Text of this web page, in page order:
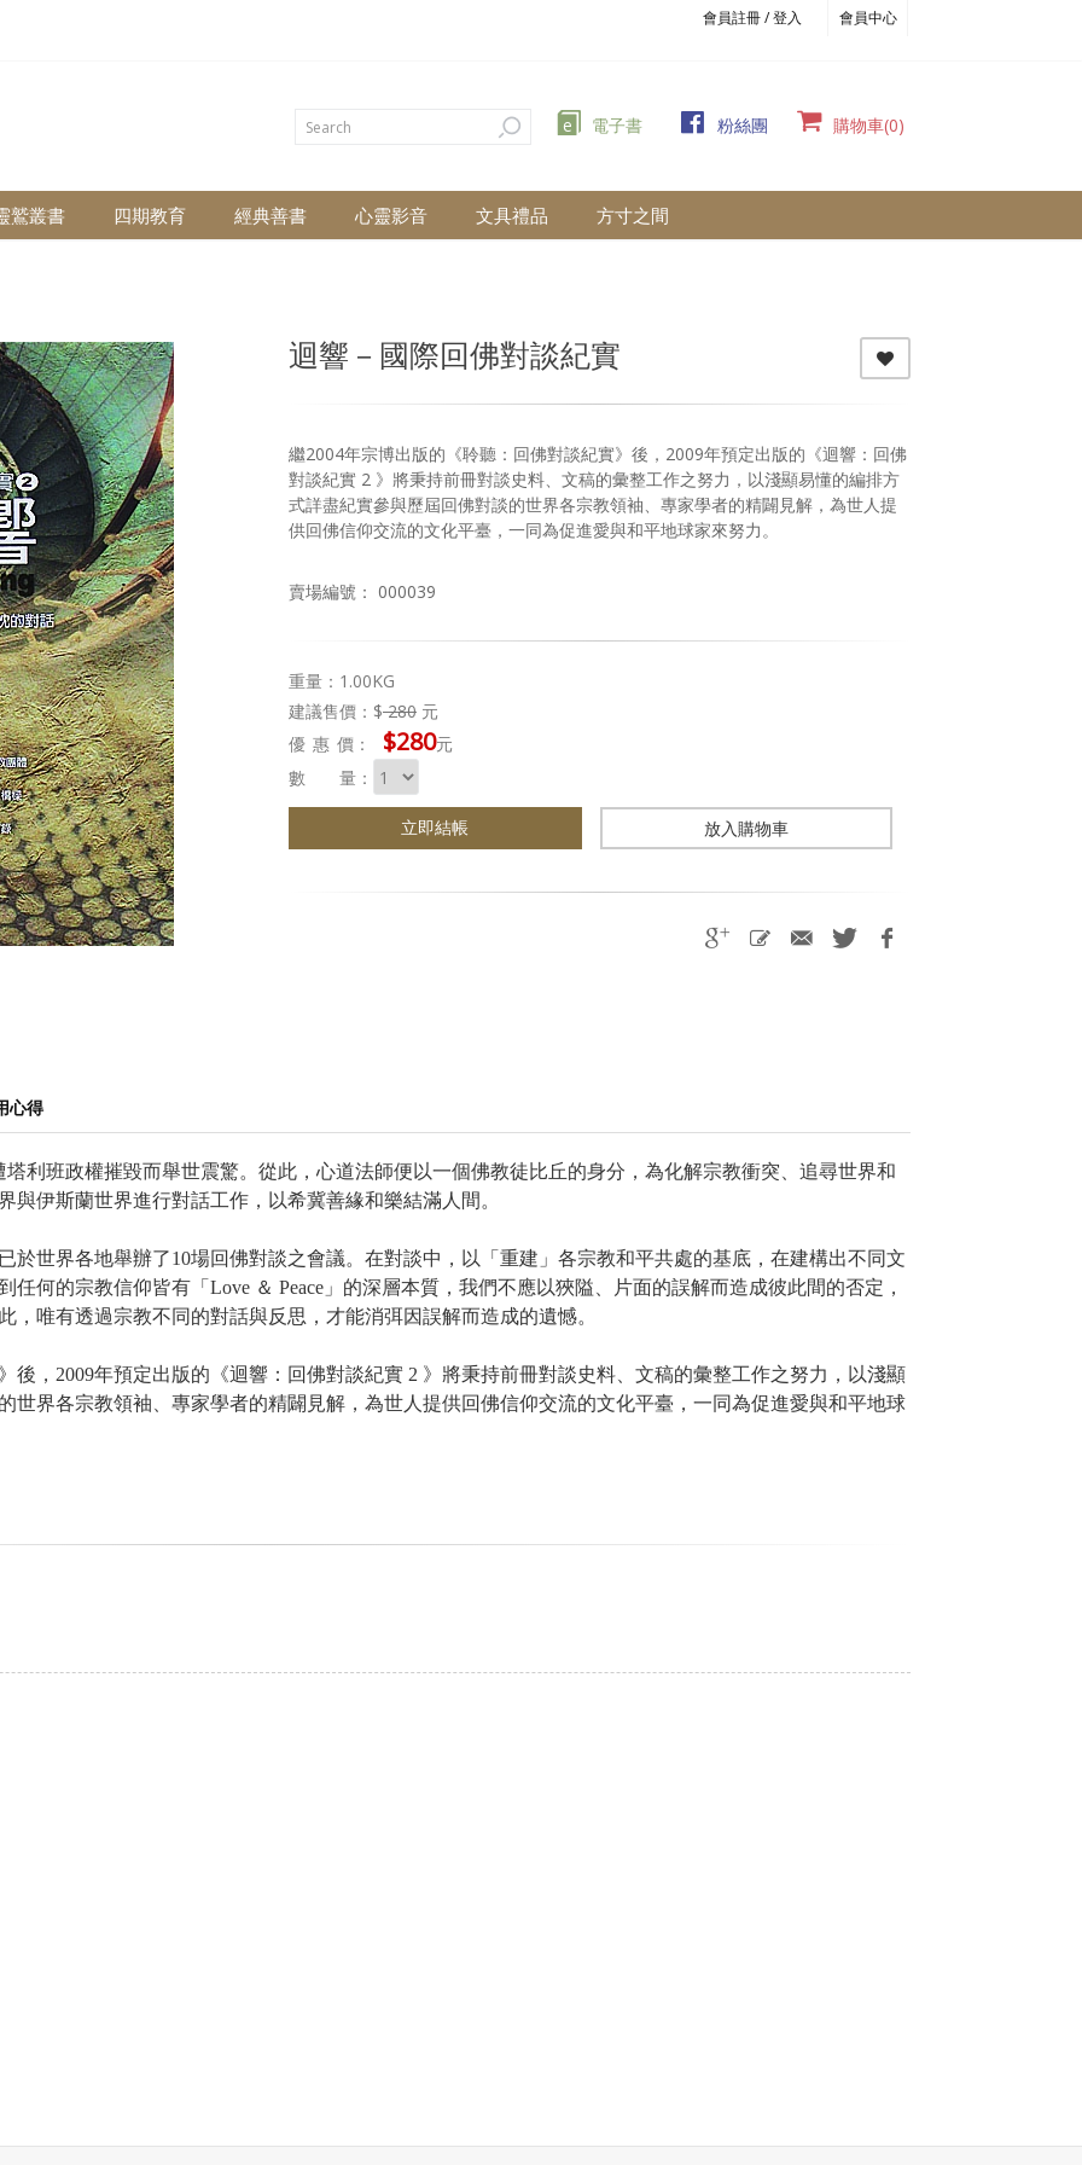
會員註冊 / 登入 會員中心
e 電子書 粉絲團 購物車(0)
鷲叢書 四期教育 經典善書 心靈影音 文具禮品 方寸之間
迴響－國際回佛對談紀實
繼2004年宗博出版的《聆聽：回佛對談紀實》後，2009年預定出版的《迴響：回佛
對談紀實 2 》將秉持前冊對談史料、文稿的彙整工作之努力，以淺顯易懂的編排方
式詳盡紀實參與歷屆回佛對談的世界各宗教領袖、專家學者的精闢見解，為世人提
供回佛信仰交流的文化平臺，一同為促進愛與和平地球家來努力。
賣場編號： 000039
重量：1.00KG
建議售價：$280 元
優惠 價： $280元
數 量：
立即結帳 放入購物車
心得
利班政權摧毀而舉世震驚。從此，心道法師便以一個佛教徒比丘的身分，為化解宗教衝突、追尋世界和
伊斯蘭世界進行對話工作，以希冀善緣和樂結滿人間。
於世界各地舉辦了10場回佛對談之會議。在對談中，以「重建」各宗教和平共處的基底，在建構出不同文
何的宗教信仰皆有「Love ＆ Peace」的深層本質，我們不應以狹隘、片面的誤解而造成彼此間的否定，
，唯有透過宗教不同的對話與反思，才能消弭因誤解而造成的遺憾。
後，2009年預定出版的《迴響：回佛對談紀實 2 》將秉持前冊對談史料、文稿的彙整工作之努力，以淺顯
世界各宗教領袖、專家學者的精闢見解，為世人提供回佛信仰交流的文化平臺，一同為促進愛與和平地球